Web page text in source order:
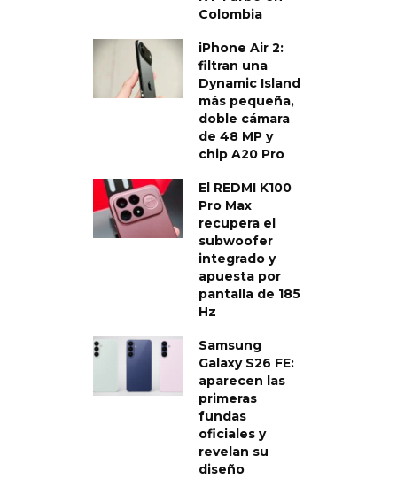
Colombia
iPhone Air 2:
filtran una
Dynamic Island
más pequeña,
doble cámara
de 48 MP y
chip A20 Pro
El REDMI K100
Pro Max
recupera el
subwoofer
integrado y
apuesta por
pantalla de 185
Hz
Samsung
Galaxy S26 FE:
aparecen las
primeras
fundas
oficiales y
revelan su
diseño